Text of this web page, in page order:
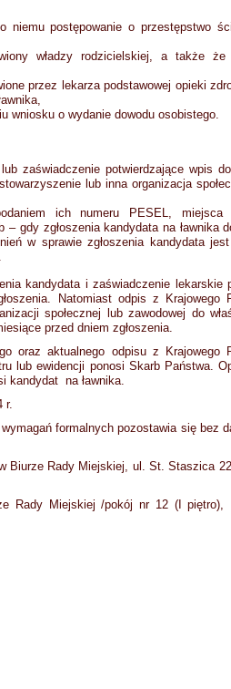
niemu postępowanie o przestępstwo
władzy rodzicielskiej, a także że
przez lekarza podstawowej opieki
wniosku o wydanie dowodu osobistego.
zaświadczenie potwierdzające wpis
lub inna organizacja
ich numeru PESEL, miejsca
gdy zgłoszenia kandydata na ławnika
w sprawie zgłoszenia kandydata jest
kandydata i zaświadczenie lekarskie
Natomiast odpis z Krajowego
społecznej lub zawodowej do
przed dniem zgłoszenia.
oraz aktualnego odpisu z Krajowego
lub ewidencji ponosi Skarb Państwa.
kandydat na ławnika.
r.
wymagań formalnych pozostawia się bez
Biurze Rady Miejskiej, ul. St. Staszica
Rady Miejskiej /pokój nr 12 (I